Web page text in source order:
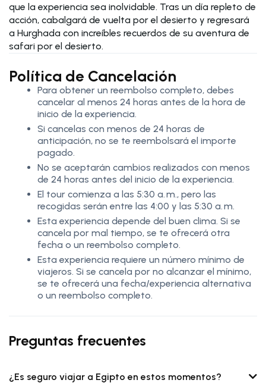
que la experiencia sea inolvidable. Tras un día repleto de
acción, cabalgará de vuelta por el desierto y regresará
a Hurghada con increíbles recuerdos de su aventura de
safari por el desierto.
Política de Cancelación
Para obtener un reembolso completo, debes
cancelar al menos 24 horas antes de la hora de
inicio de la experiencia.
Si cancelas con menos de 24 horas de
anticipación, no se te reembolsará el importe
pagado.
No se aceptarán cambios realizados con menos
de 24 horas antes del inicio de la experiencia.
El tour comienza a las 5:30 a. m., pero las
recogidas serán entre las 4:00 y las 5:30 a. m.
Esta experiencia depende del buen clima. Si se
cancela por mal tiempo, se te ofrecerá otra
fecha o un reembolso completo.
Esta experiencia requiere un número mínimo de
viajeros. Si se cancela por no alcanzar el mínimo,
se te ofrecerá una fecha/experiencia alternativa
o un reembolso completo.
Preguntas frecuentes
¿Es seguro viajar a Egipto en estos momentos?